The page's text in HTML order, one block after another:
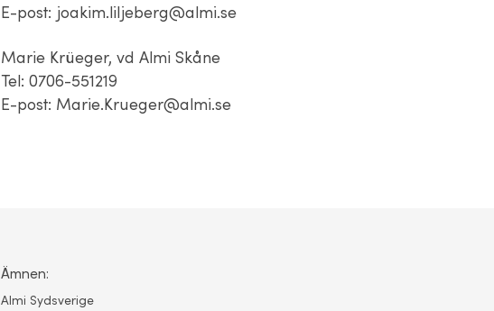
E-post: joakim.liljeberg@almi.se
Marie Krüeger, vd Almi Skåne
Tel: 0706-551219
E-post: Marie.Krueger@almi.se
Ämnen:
Almi Sydsverige